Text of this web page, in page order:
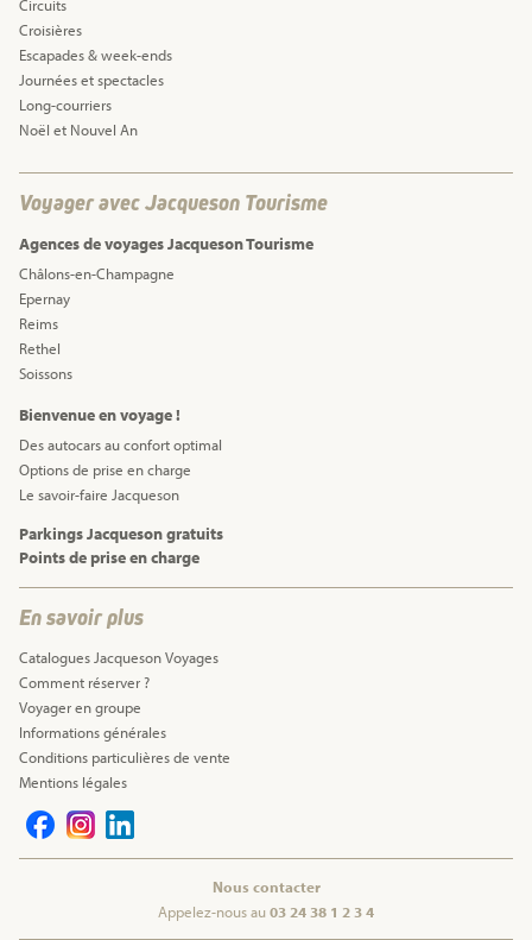
Circuits
Croisières
Escapades & week-ends
Journées et spectacles
Long-courriers
Noël et Nouvel An
Voyager avec Jacqueson Tourisme
Agences de voyages Jacqueson Tourisme
Châlons-en-Champagne
Epernay
Reims
Rethel
Soissons
Bienvenue en voyage !
Des autocars au confort optimal
Options de prise en charge
Le savoir-faire Jacqueson
Parkings Jacqueson gratuits
Points de prise en charge
En savoir plus
Catalogues Jacqueson Voyages
Comment réserver ?
Voyager en groupe
Informations générales
Conditions particulières de vente
Mentions légales
Nous contacter
Appelez-nous au 03 24 38 1 2 3 4